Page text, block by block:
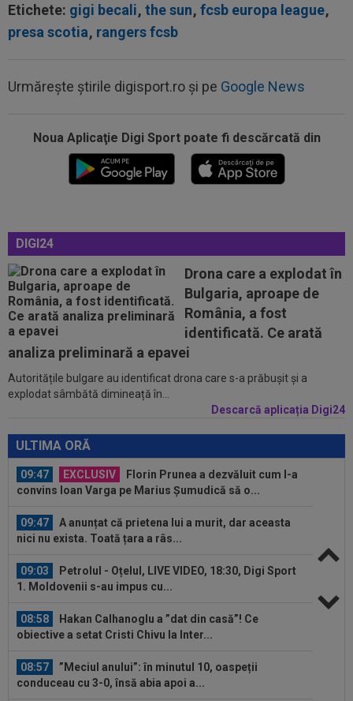
Etichete: gigi becali, the sun, fcsb europa league,
presa scotia, rangers fcsb
Urmărește știrile digisport.ro și pe Google News
Noua Aplicaţie Digi Sport poate fi descărcată din
DIGI24
Drona care a explodat în
Bulgaria, aproape de
România, a fost
identificată. Ce arată
analiza preliminară a epavei
Autoritățile bulgare au identificat drona care s-a prăbușit și a
explodat sâmbătă dimineață în...
Descarcă aplicația Digi24
ULTIMA ORĂ
09:47
A anunțat că prietena lui a murit, dar aceasta
09:03
Petrolul - Oțelul, LIVE VIDEO, 18:30, Digi Sport
1. Moldovenii s-au impus cu...
Hakan Calhanoglu a ”dat din casă”! Ce
08:57
”Meciul anului”: în minutul 10, oaspeții
conduceau cu 3-0, însă abia apoi a...
08:52
După 1.085 de zile! Adrian Mazilu a dat primul
gol pentru Dinamo și nu s-a...
09:52
A semnat: de la Cupa Mondială
2026, în SuperLiga României!
09:48
Giovanni Becali l-a propus pe Ștefan Baiaram în
Serie A
convins Ioan Varga pe Marius Șumudică să o...
09:47
A anunțat că prietena lui a murit, dar aceasta
nici nu exista. Toată țara a râs...
09:03
Petrolul - Oțelul, LIVE VIDEO, 18:30, Digi Sport
1. Moldovenii s-au impus cu...
08:58
Hakan Calhanoglu a ”dat din casă”! Ce
obiective a setat Cristi Chivu la Inter...
08:57
”Meciul anului”: în minutul 10, oaspeții
conduceau cu 3-0, însă abia apoi a...
08:52
După 1.085 de zile! Adrian Mazilu a dat primul
gol pentru Dinamo și nu s-a...